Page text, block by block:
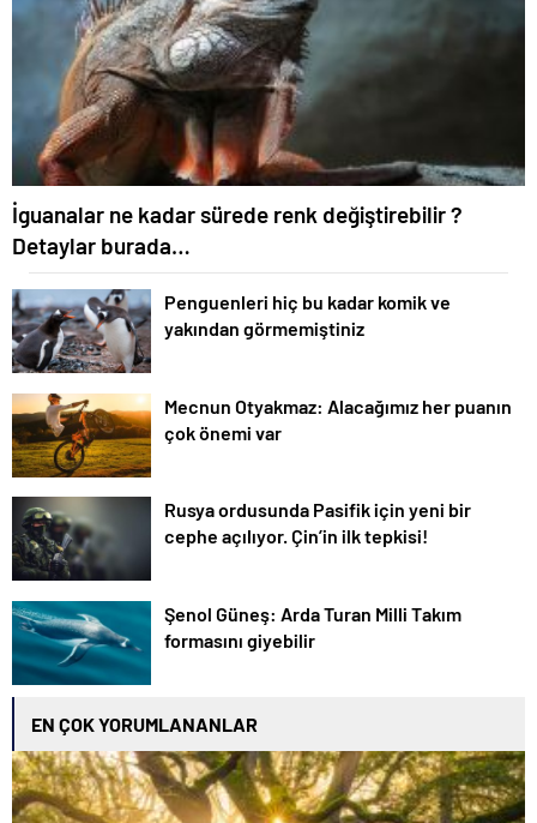
İguanalar ne kadar sürede renk değiştirebilir ?
Detaylar burada…
Penguenleri hiç bu kadar komik ve
yakından görmemiştiniz
Mecnun Otyakmaz: Alacağımız her puanın
çok önemi var
Rusya ordusunda Pasifik için yeni bir
cephe açılıyor. Çin’in ilk tepkisi!
Şenol Güneş: Arda Turan Milli Takım
formasını giyebilir
EN ÇOK YORUMLANANLAR